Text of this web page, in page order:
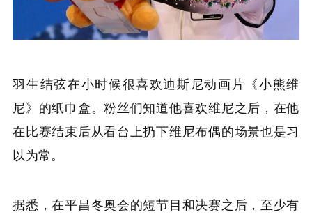
羽生结弦在小时候很喜欢迪斯尼动画片《小熊维
尼》的纸巾盒。粉丝们知道他喜欢维尼之后，在他
在比赛结束后从看台上扔下维尼布偶的场景也是习
以为常。
据悉，在平昌冬奥会的短节目和决赛之后，至少有